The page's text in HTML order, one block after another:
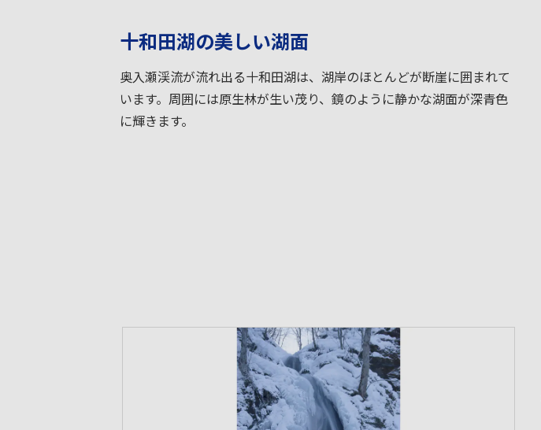
十和田湖の美しい湖面
奥入瀬渓流が流れ出る十和田湖は、湖岸のほとんどが断崖に囲まれて
います。周囲には原生林が生い茂り、鏡のように静かな湖面が深青色
に輝きます。